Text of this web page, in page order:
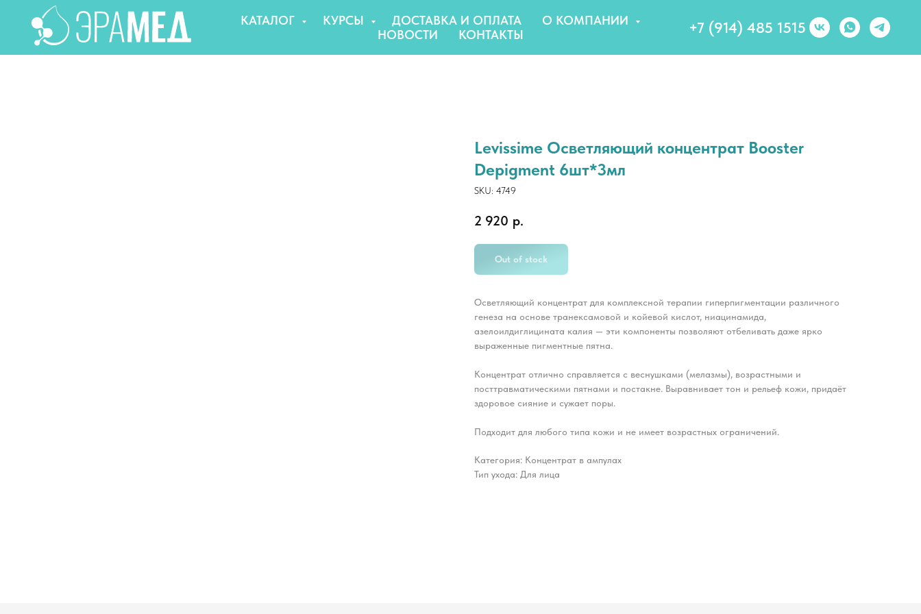
КАТАЛОГ КУРСЫ ДОСТАВКА И ОПЛАТА
О КОМПАНИИ
НОВОСТИ
КОНТАКТЫ +7 (914) 485 1515
Levissime Осветляющий концентрат Booster
Depigment 6шт*3мл
SKU: 4749
2 920 р.
Out of stock
Осветляющий концентрат для комплексной терапии гиперпигментации различного
генеза на основе транексамовой и койевой кислот, ниацинамида,
азелоилдиглицината калия — эти компоненты позволяют отбеливать даже ярко
выраженные пигментные пятна.
Концентрат отлично справляется с веснушками (мелазмы), возрастными и
посттравматическими пятнами и постакне. Выравнивает тон и рельеф кожи, придаёт
здоровое сияние и сужает поры.
Подходит для любого типа кожи и не имеет возрастных ограничений.
Категория: Концентрат в ампулах
Тип ухода: Для лица